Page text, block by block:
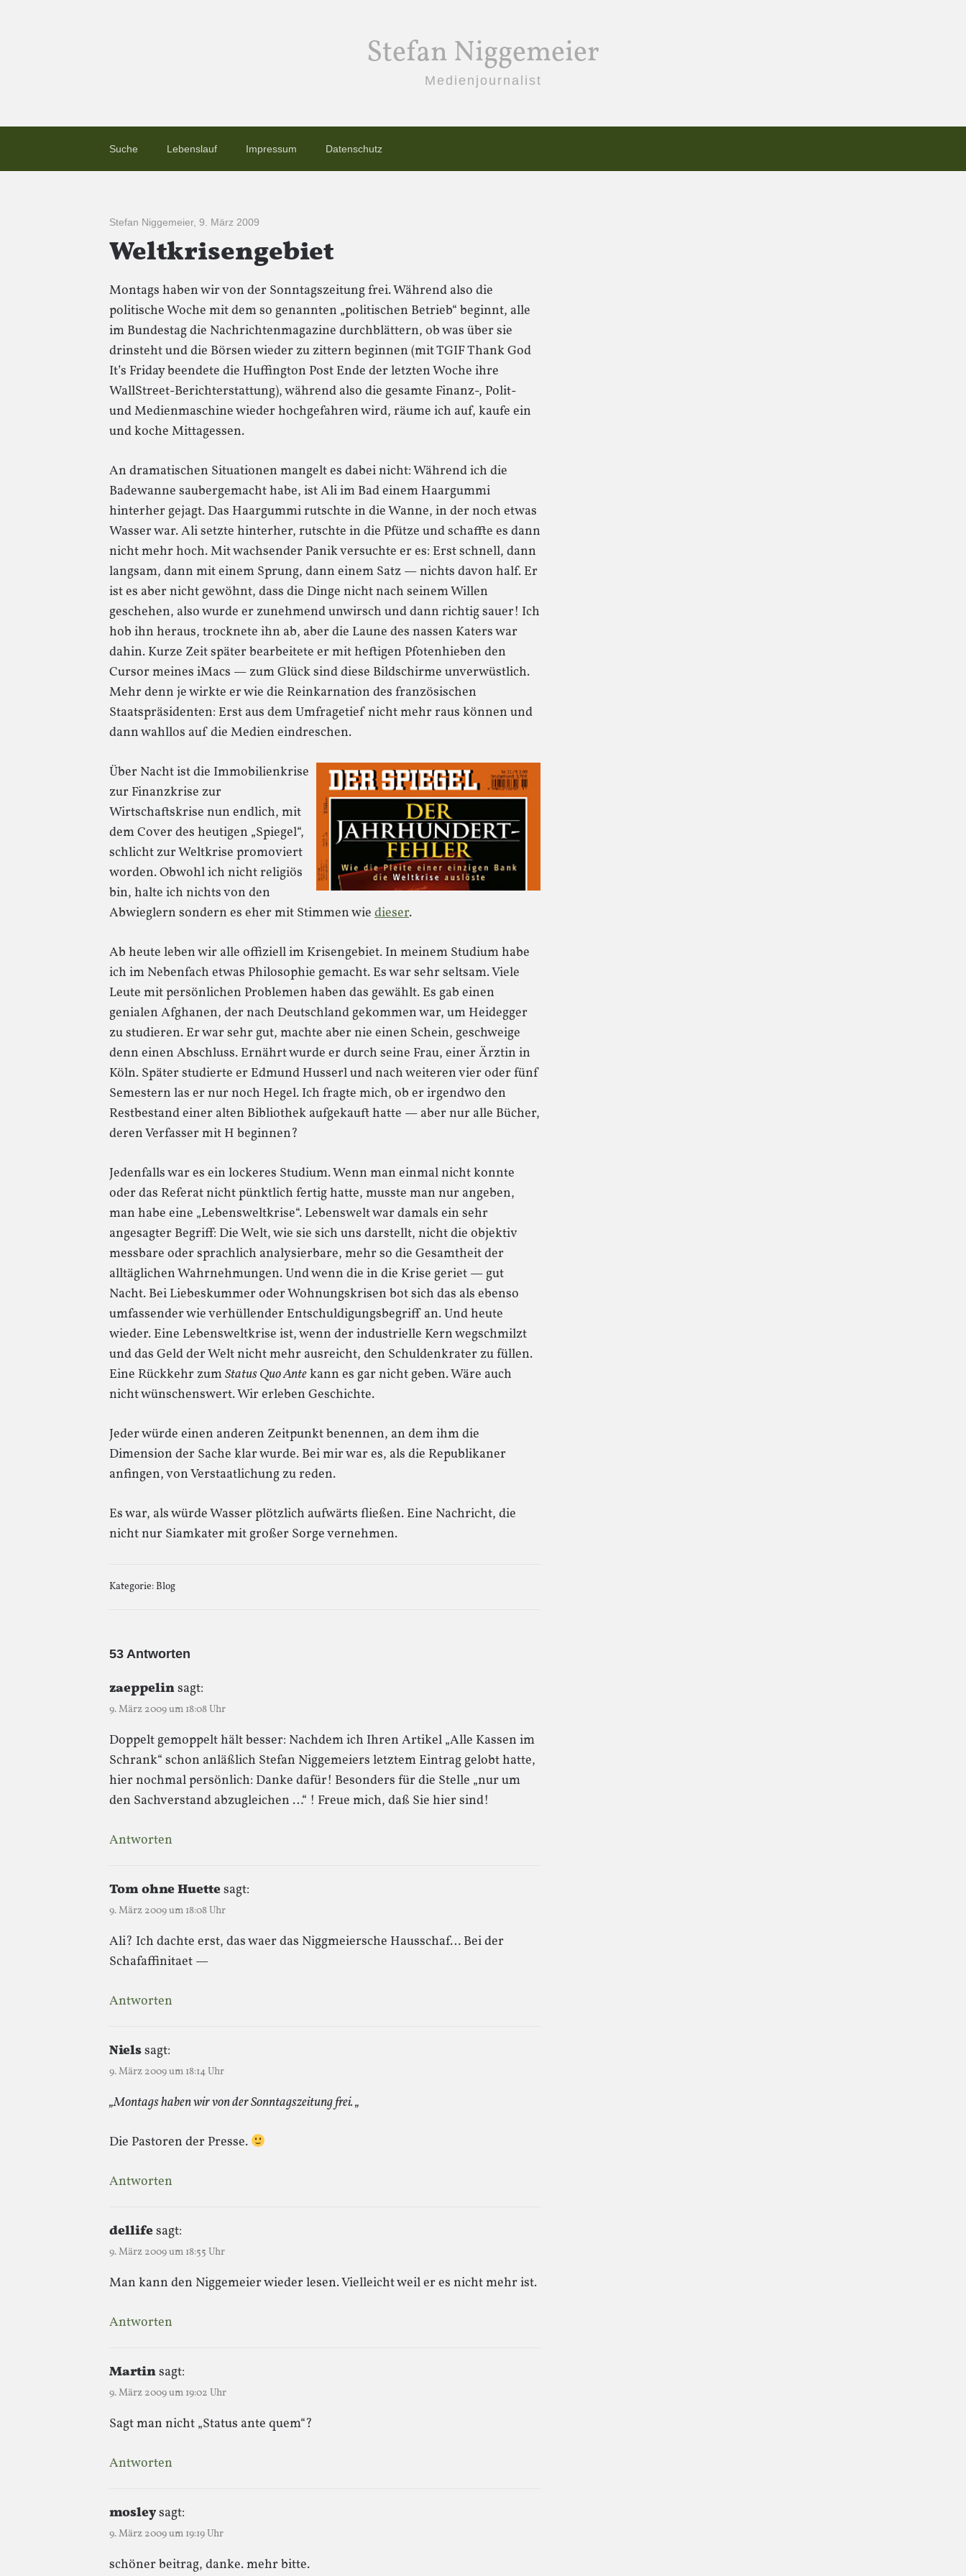
Stefan Niggemeier
Medienjournalist
Suche Lebenslauf Impressum Datenschutz
Stefan Niggemeier, 9. März 2009
Weltkrisengebiet
Montags haben wir von der Sonntagszeitung frei. Während also die
politische Woche mit dem so genannten „politischen Betrieb“ beginnt, alle
im Bundestag die Nachrichtenmagazine durchblättern, ob was über sie
drinsteht und die Börsen wieder zu zittern beginnen (mit TGIF Thank God
It’s Friday beendete die Huffington Post Ende der letzten Woche ihre
WallStreet-Berichterstattung), während also die gesamte Finanz-, Polit-
und Medienmaschine wieder hochgefahren wird, räume ich auf, kaufe ein
und koche Mittagessen.
An dramatischen Situationen mangelt es dabei nicht: Während ich die
Badewanne saubergemacht habe, ist Ali im Bad einem Haargummi
hinterher gejagt. Das Haargummi rutschte in die Wanne, in der noch etwas
Wasser war. Ali setzte hinterher, rutschte in die Pfütze und schaffte es dann
nicht mehr hoch. Mit wachsender Panik versuchte er es: Erst schnell, dann
langsam, dann mit einem Sprung, dann einem Satz — nichts davon half. Er
ist es aber nicht gewöhnt, dass die Dinge nicht nach seinem Willen
geschehen, also wurde er zunehmend unwirsch und dann richtig sauer! Ich
hob ihn heraus, trocknete ihn ab, aber die Laune des nassen Katers war
dahin. Kurze Zeit später bearbeitete er mit heftigen Pfotenhieben den
Cursor meines iMacs — zum Glück sind diese Bildschirme unverwüstlich.
Mehr denn je wirkte er wie die Reinkarnation des französischen
Staatspräsidenten: Erst aus dem Umfragetief nicht mehr raus können und
dann wahllos auf die Medien eindreschen.
Über Nacht ist die Immobilienkrise
zur Finanzkrise zur
Wirtschaftskrise nun endlich, mit
dem Cover des heutigen „Spiegel“,
schlicht zur Weltkrise promoviert
worden. Obwohl ich nicht religiös
bin, halte ich nichts von den
Abwieglern sondern es eher mit Stimmen wie dieser.
Ab heute leben wir alle offiziell im Krisengebiet. In meinem Studium habe
ich im Nebenfach etwas Philosophie gemacht. Es war sehr seltsam. Viele
Leute mit persönlichen Problemen haben das gewählt. Es gab einen
genialen Afghanen, der nach Deutschland gekommen war, um Heidegger
zu studieren. Er war sehr gut, machte aber nie einen Schein, geschweige
denn einen Abschluss. Ernährt wurde er durch seine Frau, einer Ärztin in
Köln. Später studierte er Edmund Husserl und nach weiteren vier oder fünf
Semestern las er nur noch Hegel. Ich fragte mich, ob er irgendwo den
Restbestand einer alten Bibliothek aufgekauft hatte — aber nur alle Bücher,
deren Verfasser mit H beginnen?
Jedenfalls war es ein lockeres Studium. Wenn man einmal nicht konnte
oder das Referat nicht pünktlich fertig hatte, musste man nur angeben,
man habe eine „Lebensweltkrise“. Lebenswelt war damals ein sehr
angesagter Begriff: Die Welt, wie sie sich uns darstellt, nicht die objektiv
messbare oder sprachlich analysierbare, mehr so die Gesamtheit der
alltäglichen Wahrnehmungen. Und wenn die in die Krise geriet — gut
Nacht. Bei Liebeskummer oder Wohnungskrisen bot sich das als ebenso
umfassender wie verhüllender Entschuldigungsbegriff an. Und heute
wieder. Eine Lebensweltkrise ist, wenn der industrielle Kern wegschmilzt
und das Geld der Welt nicht mehr ausreicht, den Schuldenkrater zu füllen.
Eine Rückkehr zumStatus Quo Antekann es gar nicht geben. Wäre auch
nicht wünschenswert. Wir erleben Geschichte.
Jeder würde einen anderen Zeitpunkt benennen, an dem ihm die
Dimension der Sache klar wurde. Bei mir war es, als die Republikaner
anfingen, von Verstaatlichung zu reden.
Es war, als würde Wasser plötzlich aufwärts fließen. Eine Nachricht, die
nicht nur Siamkater mit großer Sorge vernehmen.
Kategorie:Blog
53 Antworten
zaeppelinsagt:
9. März 2009 um 18:08 Uhr
Doppelt gemoppelt hält besser: Nachdem ich Ihren Artikel „Alle Kassen im
Schrank“ schon anläßlich Stefan Niggemeiers letztem Eintrag gelobt hatte,
hier nochmal persönlich: Danke dafür! Besonders für die Stelle „nur um
den Sachverstand abzugleichen …“ ! Freue mich, daß Sie hier sind!
Antworten
Tom ohne Huettesagt:
9. März 2009 um 18:08 Uhr
Ali? Ich dachte erst, das waer das Niggmeiersche Hausschaf… Bei der
Schafaffinitaet —
Antworten
Nielssagt:
9. März 2009 um 18:14 Uhr
„Montags haben wir von der Sonntagszeitung frei. „
Die Pastoren der Presse.
Antworten
dellifesagt:
9. März 2009 um 18:55 Uhr
Man kann den Niggemeier wieder lesen. Vielleicht weil er es nicht mehr ist.
Antworten
Martinsagt:
9. März 2009 um 19:02 Uhr
Sagt man nicht „Status ante quem“?
Antworten
mosleysagt:
9. März 2009 um 19:19 Uhr
schöner beitrag, danke. mehr bitte.